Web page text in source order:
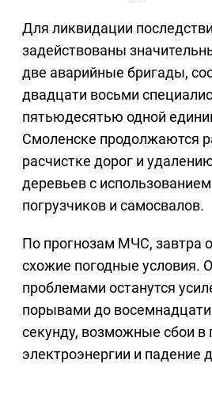
Для ликвидации
задействованы
две аварийные бригады,
двадцати восьми
пятьюдесятью одной
Смоленске продолжаются
расчистке дорог и
деревьев с
погрузчиков и самосвалов.
По прогнозам МЧС, завтра
схожие погодные условия.
проблемами останутся
порывами до
секунду, возможные сбои в
электроэнергии и падение